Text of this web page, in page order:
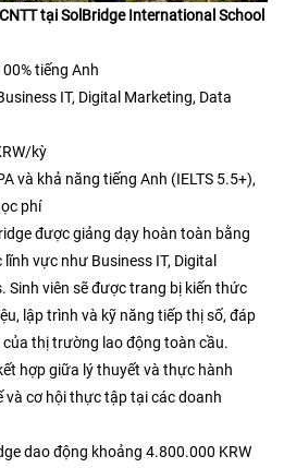
tại SolBridge International School
tiếng Anh
IT, Digital Marketing, Data
kỳ
và khả năng tiếng Anh (IELTS 5.5+),
phí
được giảng dạy hoàn toàn bằng
vực như Business IT, Digital
Sinh viên sẽ được trang bị kiến thức
lập trình và kỹ năng tiếp thị số, đáp
thị trường lao động toàn cầu.
hợp giữa lý thuyết và thực hành
cơ hội thực tập tại các doanh
dao động khoảng 4.800.000 KRW